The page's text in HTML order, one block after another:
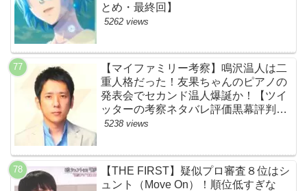
とめ・最終回】
5262 views
【マイファミリー考察】鳴沢温人は二
重人格だった！友果ちゃんのピアノの
発表会でセカンド温人爆誕か！【ツイ
ッターの考察ネタバレ評価黒幕評判感
想批判原作犯人キャスト脚本あらすじ
5238 views
【THE FIRST】疑似プロ審査８位はシ
ュント（Move On）！順位低すぎな